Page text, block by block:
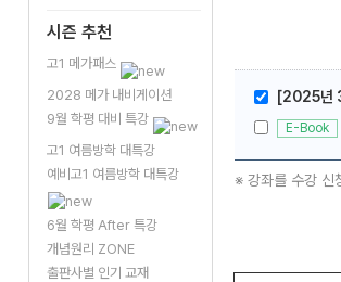
시즌 추천
고1 메가패스
2028 메가 내비게이션
9월 학평 대비 특강
고1 여름방학 대특강
예비고1 여름방학 대특강
6월 학평 After 특강
개념원리 ZONE
출판사별 인기 교재
[2025년
E-Book
※ 강좌를 수강 신